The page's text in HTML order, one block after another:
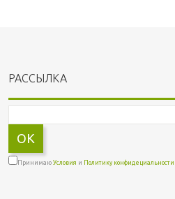
РАССЫЛКА
OK
Принимаю Условия и Политику конфидециальности